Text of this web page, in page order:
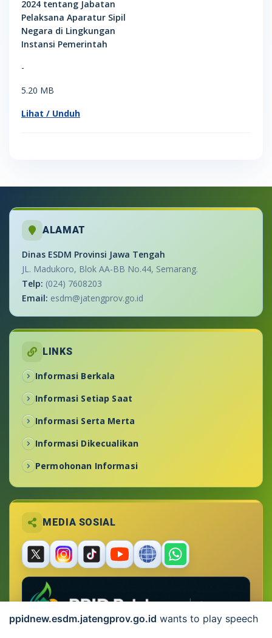
2024 tentang Jabatan
Pelaksana Aparatur Sipil
Negara di Lingkungan
Instansi Pemerintah
-
5.20 MB
Lihat / Unduh
ALAMAT
Dinas ESDM Provinsi Jawa Tengah
JL. Madukoro, Blok AA-BB No.44, Semarang.
Telp: (024) 7608203
Email: esdm@jatengprov.go.id
LINKS
Informasi Berkala
Informasi Setiap Saat
Informasi Serta Merta
Informasi Dikecualikan
Permohonan Informasi
MEDIA SOSIAL
ppidnew.esdm.jatengprov.go.id wants to play speech